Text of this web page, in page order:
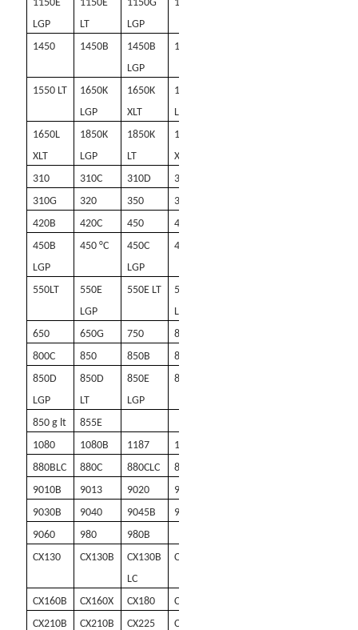
1150E
LGP
1150E
LT
1150G
LGP
1150 g lt
1450 1450B
1450B
LGP
1550
1550 LT
1650K
LGP
1650K
XLT
1650L
LGP
1650L
XLT
1850K
LGP
1850K
LT
1850K
XTL
310
310C 310D 310E
310G
320 350 350B
420B
420C 450 450A
450B
LGP
450 °C
450C
LGP
475
550LT
550E
LGP
550E LT
550G
LGP
650 650G 750 800
800C
850 850B 850C
850D
LGP
850D
LT
850E
LGP
850E LT
850 g lt
855E
1080
1080B 1187 1187B
880BLC
880C 880CLC 880D
9010B
9013 9020 9020B
9030B
9040 9045B 9050
9060
980
980B
CX130
CX130B
CX130B
LC
CX135SR
CX160B CX160X CX180 CX210
CX210B
CX210B
CX225
CX225